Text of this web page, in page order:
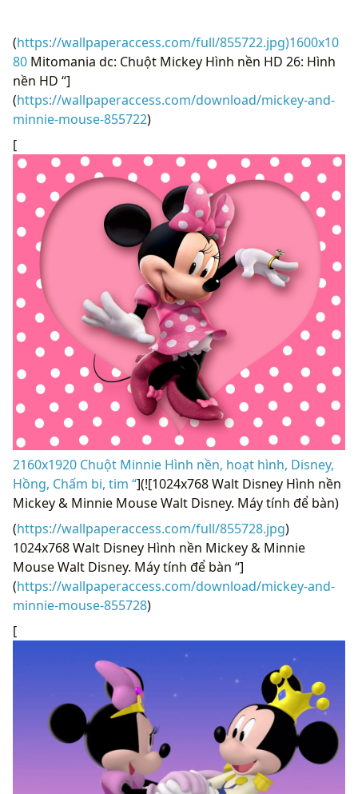
(https://wallpaperaccess.com/full/855722.jpg)1600x10
80 Mitomania dc: Chuột Mickey Hình nền HD 26: Hình
nền HD “]
(https://wallpaperaccess.com/download/mickey-and-
minnie-mouse-855722)
[
2160x1920 Chuột Minnie Hình nền, hoạt hình, Disney,
Hồng, Chấm bi, tim “](![1024x768 Walt Disney Hình nền
Mickey & Minnie Mouse Walt Disney. Máy tính để bàn)
(https://wallpaperaccess.com/full/855728.jpg)
1024x768 Walt Disney Hình nền Mickey & Minnie
Mouse Walt Disney. Máy tính để bàn “]
(https://wallpaperaccess.com/download/mickey-and-
minnie-mouse-855728)
[